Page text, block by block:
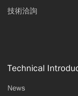
技術洽詢
Technical
News